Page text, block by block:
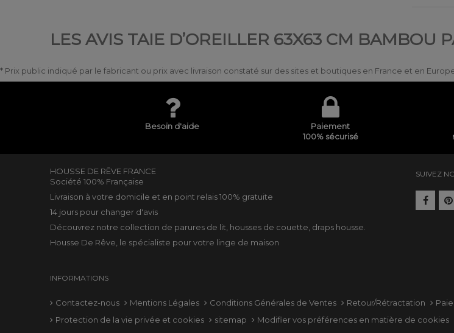
LES AVIS TAIE D’OREILLER 63X63 CM BAMBOU
* Prix public indiqué par le fabricant ou prix avec livraison constaté sur des sites et boutiques en France et en
Besoin d'aide
Paiement
100% sécurisé
HOUSSE DE RÊVE FRANCE
Société 100% Française
Livraison à votre domicile et en point relais 100% gratuite
14 jours pour changer d'avis
Découvrez notre collection de parures de lit housses de couette draps housse
Housse De Rêve, le spécialiste pour votre linge de maison
SUIVEZ
INFORMATIONS
Contactez-nous Mentions Légales Conditions Générales de Ventes Retour/Rétractation
Protection de la vie privée et cookies
sitemap Modifier vos préférences en matière de cookies